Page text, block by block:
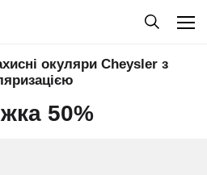
окуляри Cheysler з
50%